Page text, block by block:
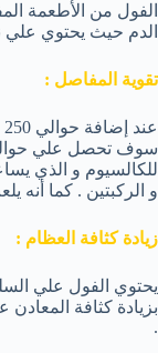
الفول من الأطعمة
الدم حيث يحتوي علي
تقوية المفاصل :
للكالسيوم و الذي
و الركبتين . كما أنه
زيادة كثافة العظام :
يحتوي الفول علي
بزيادة كثافة
.